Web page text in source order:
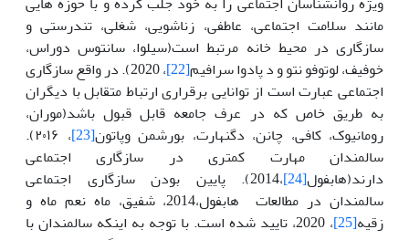
مانند سلامت اجتماعی، عاطفی، زناشویی، شغلی، تندرستی و
سازگاری در محیط خانه مرتبط است(سیلوا، سانتوس دوراس،
خوفیف، لوتوفو نتو و د پادوا سرافیم[22]
، 2020). در واقع سازگاری
اجتماعی عبارت است از توانایی برقراری ارتباط متقابل با دیگران
به طریق خاص که در عرف جامعه قابل قبول باشد(موران،
رومانیوک، کافی، چانن، دگنهارت، بورشمن وپاتون[23]
، ۲۰۱۶).
سالمندان مهارت کمتری در سازگاری اجتماعی
دارند(هابفول[24]
،2014). پایین بودن سازگاری اجتماعی
سالمندان در مطالعات هابفول،2014، شفیق، ماه نعم ماه و
زقیه[25]
، 2020، تایید شده است. با توجه به اینکه سالمندان با